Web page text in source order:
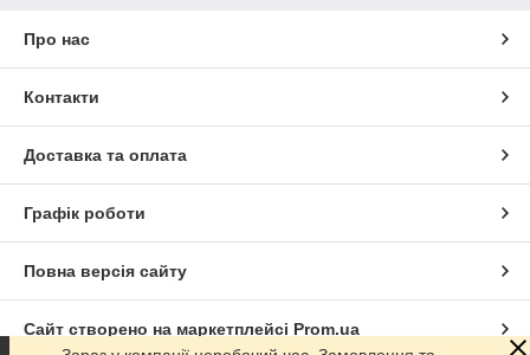
Про нас
Контакти
Доставка та оплата
Графік роботи
Повна версія сайту
Сайт створено на маркетплейсі Prom.ua